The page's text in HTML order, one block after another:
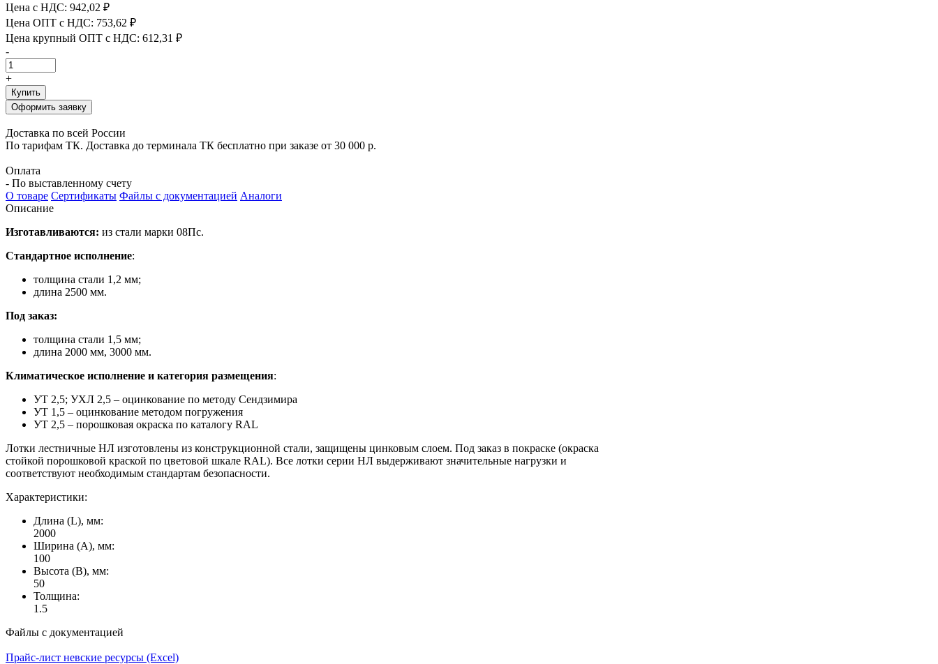
Цена с НДС: 942,02 ₽
Цена ОПТ с НДС: 753,62 ₽
Цена крупный ОПТ с НДС: 612,31 ₽
-
+
Купить
Оформить заявку
Доставка по всей России
По тарифам ТК. Доставка до терминала ТК бесплатно при заказе от 30 000 р.
Оплата
- По выставленному счету
О товаре Сертификаты Файлы с документацией Аналоги
Описание
Изготавливаются: из стали марки 08Пс.
Стандартное исполнение:
толщина стали 1,2 мм;
длина 2500 мм.
Под заказ:
толщина стали 1,5 мм;
длина 2000 мм, 3000 мм.
Климатическое исполнение и категория размещения:
УТ 2,5; УХЛ 2,5 – оцинкование по методу Сендзимира
УТ 1,5 – оцинкование методом погружения
УТ 2,5 – порошковая окраска по каталогу RAL
Лотки лестничные НЛ изготовлены из конструкционной стали, защищены цинковым слоем. Под заказ в покраске (окраска
стойкой порошковой краской по цветовой шкале RAL). Все лотки серии НЛ выдерживают значительные нагрузки и
соответствуют необходимым стандартам безопасности.
Характеристики:
Длина (L), мм:
2000
Ширина (А), мм:
100
Высота (В), мм:
50
Толщина:
1.5
Файлы с документацией
Прайс-лист невские ресурсы (Excel)